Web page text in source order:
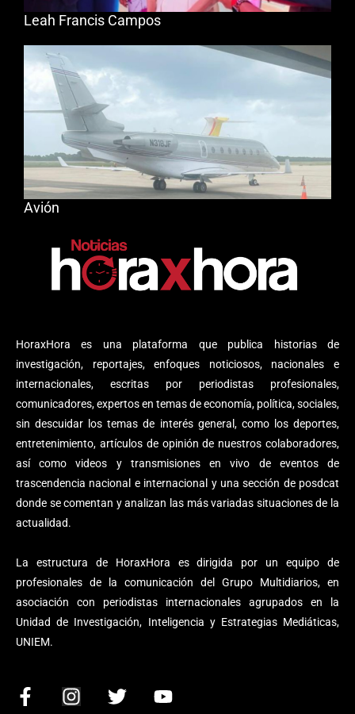
HoraxHora es una plataforma que publica historias de
investigación, reportajes, enfoques noticiosos, nacionales e
internacionales, escritas por periodistas profesionales,
comunicadores, expertos en temas de economía, política, sociales,
sin descuidar los temas de interés general, como los deportes,
entretenimiento, artículos de opinión de nuestros colaboradores,
así como videos y transmisiones en vivo de eventos de
trascendencia nacional e internacional y una sección de posdcat
donde se comentan y analizan las más variadas situaciones de la
actualidad.
La estructura de HoraxHora es dirigida por un equipo de
profesionales de la comunicación del Grupo Multidiarios, en
asociación con periodistas internacionales agrupados en la
Unidad de Investigación, Inteligencia y Estrategias Mediáticas,
UNIEM.
F
I
T
Y
Leah Francis Campos
Avión